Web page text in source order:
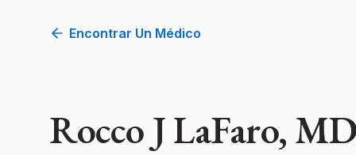
Encontrar Un Médico
Rocco J LaFaro, MD